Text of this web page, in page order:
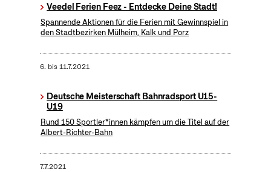
Veedel Ferien Feez - Entdecke Deine Stadt!
Spannende Aktionen für die Ferien mit Gewinnspiel in
den Stadtbezirken Mülheim, Kalk und Porz
6. bis11.7.2021
Deutsche Meisterschaft Bahnradsport U15-
U19
Rund 150 Sportler*innen kämpfen um die Titel auf der
Albert-Richter-Bahn
7.7.2021